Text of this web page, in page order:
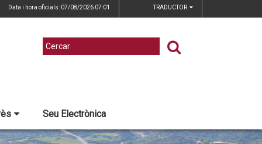
Data i hora oficials: 07/08/2026 07:01 TRADUCTOR
Seu Electrònica